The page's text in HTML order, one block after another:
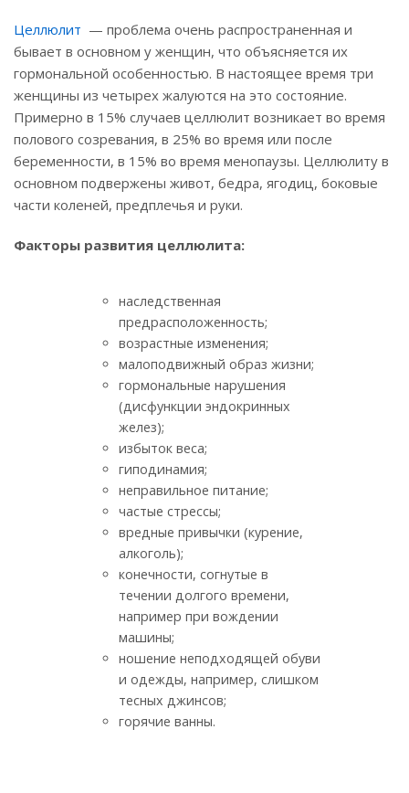
Целлюлит — проблема очень распространенная и
бывает в основном у женщин, что объясняется их
гормональной особенностью. В настоящее время три
женщины из четырех жалуются на это состояние.
Примерно в 15% случаев целлюлит возникает во время
полового созревания, в 25% во время или после
беременности, в 15% во время менопаузы. Целлюлиту в
основном подвержены живот, бедра, ягодиц, боковые
части коленей, предплечья и руки.
Факторы развития целлюлита:
наследственная
предрасположенность;
возрастные изменения;
малоподвижный образ жизни;
гормональные нарушения
(дисфункции эндокринных
желез);
избыток веса;
гиподинамия;
неправильное питание;
частые стрессы;
вредные привычки (курение,
алкоголь);
конечности, согнутые в
течении долгого времени,
например при вождении
машины;
ношение неподходящей обуви
и одежды, например, слишком
тесных джинсов;
горячие ванны.